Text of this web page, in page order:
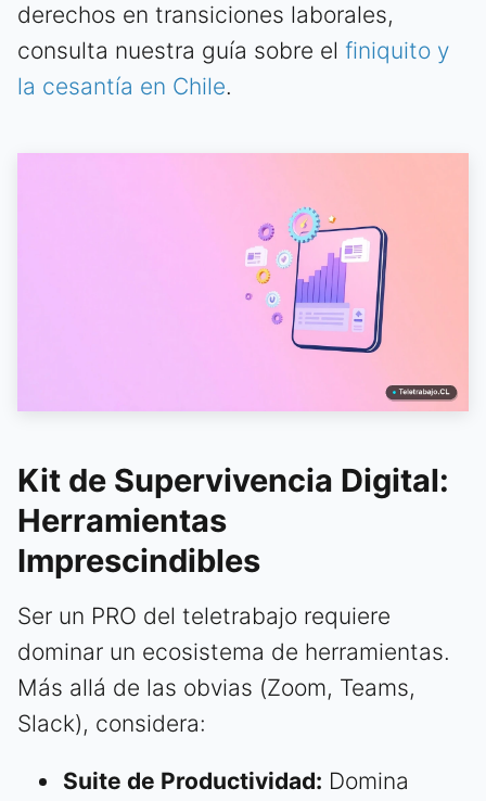
derechos en transiciones laborales,
consulta nuestra guía sobre el finiquito y
la cesantía en Chile.
Kit de Supervivencia Digital:
Herramientas
Imprescindibles
Ser un PRO del teletrabajo requiere
dominar un ecosistema de herramientas.
Más allá de las obvias (Zoom, Teams,
Slack), considera:
Suite de Productividad: Domina